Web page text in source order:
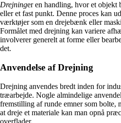
Drejninger en handling, hvor et objekt
eller et fast punkt. Denne proces kan
værktøjer som en drejebænk eller
Formålet med drejning kan variere
involverer generelt at forme eller
det.
Anvendelse af Drejning
Drejning anvendes bredt inden for
træarbejde. Nogle almindelige
fremstilling af runde emner som bolte,
at dreje et materiale kan man opnå
overflader.